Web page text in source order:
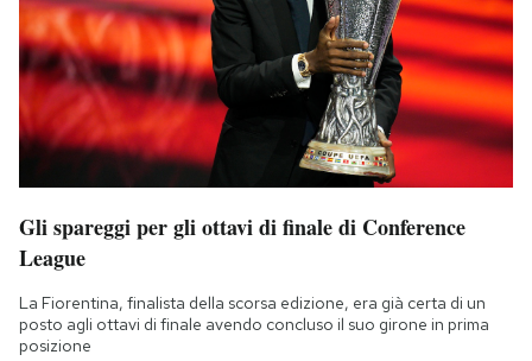
Gli spareggi per gli ottavi di finale di Conference
League
La Fiorentina, finalista della scorsa edizione, era già certa di un
posto agli ottavi di finale avendo concluso il suo girone in prima
posizione